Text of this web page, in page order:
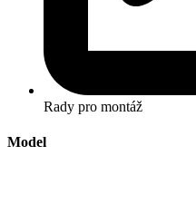
Rady pro montáž
Model